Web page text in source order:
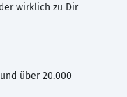
wirklich zu Dir
über 20.000